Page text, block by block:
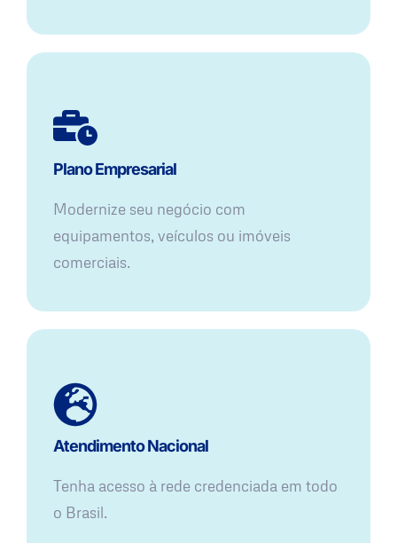
Plano Empresarial
Modernize seu negócio com
equipamentos, veículos ou imóveis
comerciais.
Atendimento Nacional
Tenha acesso à rede credenciada em todo
o Brasil.